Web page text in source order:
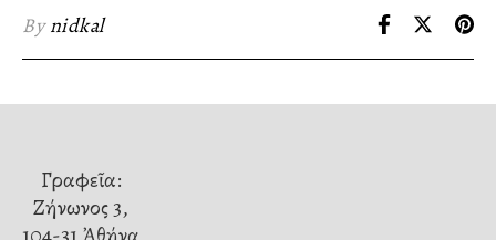
Bynidkal
Γραφεῖα:
Ζήνωνος 3,